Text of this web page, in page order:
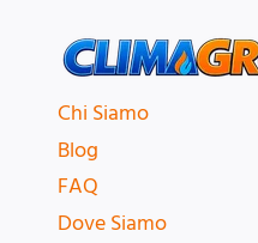
Chi Siamo
Blog
FAQ
Dove Siamo